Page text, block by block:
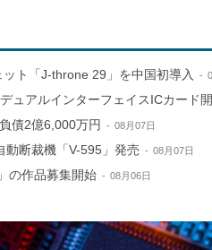
ト「J-throne 29」を中国初導入
ュアルインターフェイスICカード
債2億6,000万円 08月07日
動断裁機「V-595」発売 08月07日
の作品募集開始 08月06日